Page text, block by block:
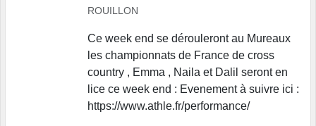
ROUILLON
Ce week end se dérouleront au Mureaux
les championnats de France de cross
country , Emma , Naila et Dalil seront en
lice ce week end : Evenement à suivre ici :
https://www.athle.fr/performance/